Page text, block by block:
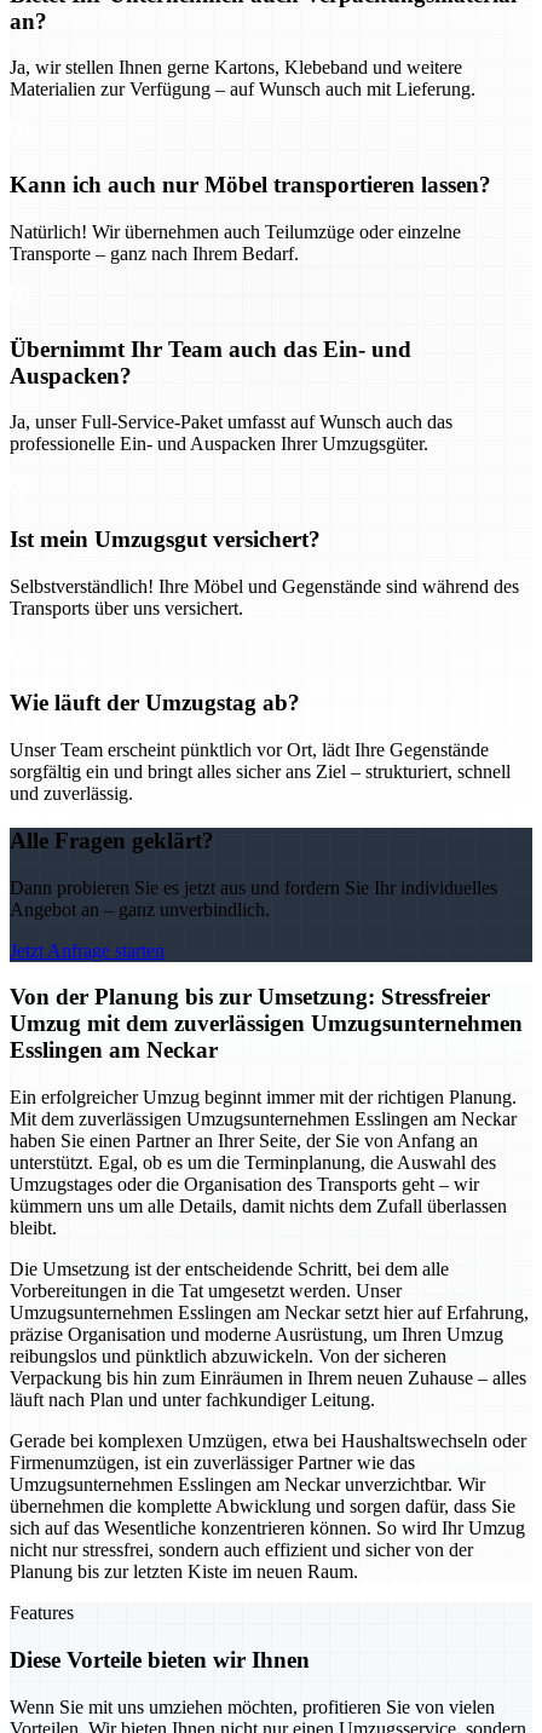
an?
Ja, wir stellen Ihnen gerne Kartons, Klebeband und weitere
Materialien zur Verfügung – auf Wunsch auch mit Lieferung.
Kann ich auch nur Möbel transportieren lassen?
Natürlich! Wir übernehmen auch Teilumzüge oder einzelne
Transporte – ganz nach Ihrem Bedarf.
Übernimmt Ihr Team auch das Ein- und
Auspacken?
Ja, unser Full-Service-Paket umfasst auf Wunsch auch das
professionelle Ein- und Auspacken Ihrer Umzugsgüter.
Ist mein Umzugsgut versichert?
Selbstverständlich! Ihre Möbel und Gegenstände sind während des
Transports über uns versichert.
Wie läuft der Umzugstag ab?
Unser Team erscheint pünktlich vor Ort, lädt Ihre Gegenstände
sorgfältig ein und bringt alles sicher ans Ziel – strukturiert, schnell
und zuverlässig.
Alle Fragen geklärt?
Dann probieren Sie es jetzt aus und fordern Sie Ihr individuelles
Angebot an – ganz unverbindlich.
Jetzt Anfrage starten
Von der Planung bis zur Umsetzung: Stressfreier
Umzug mit dem zuverlässigen Umzugsunternehmen
Esslingen am Neckar
Ein erfolgreicher Umzug beginnt immer mit der richtigen Planung.
Mit dem zuverlässigen Umzugsunternehmen Esslingen am Neckar
haben Sie einen Partner an Ihrer Seite, der Sie von Anfang an
unterstützt. Egal, ob es um die Terminplanung, die Auswahl des
Umzugstages oder die Organisation des Transports geht – wir
kümmern uns um alle Details, damit nichts dem Zufall überlassen
bleibt.
Die Umsetzung ist der entscheidende Schritt, bei dem alle
Vorbereitungen in die Tat umgesetzt werden. Unser
Umzugsunternehmen Esslingen am Neckar setzt hier auf Erfahrung,
präzise Organisation und moderne Ausrüstung, um Ihren Umzug
reibungslos und pünktlich abzuwickeln. Von der sicheren
Verpackung bis hin zum Einräumen in Ihrem neuen Zuhause – alles
läuft nach Plan und unter fachkundiger Leitung.
Gerade bei komplexen Umzügen, etwa bei Haushaltswechseln oder
Firmenumzügen, ist ein zuverlässiger Partner wie das
Umzugsunternehmen Esslingen am Neckar unverzichtbar. Wir
übernehmen die komplette Abwicklung und sorgen dafür, dass Sie
sich auf das Wesentliche konzentrieren können. So wird Ihr Umzug
nicht nur stressfrei, sondern auch effizient und sicher von der
Planung bis zur letzten Kiste im neuen Raum.
Features
Diese Vorteile bieten wir Ihnen
Wenn Sie mit uns umziehen möchten, profitieren Sie von vielen
Vorteilen. Wir bieten Ihnen nicht nur einen Umzugsservice, sondern